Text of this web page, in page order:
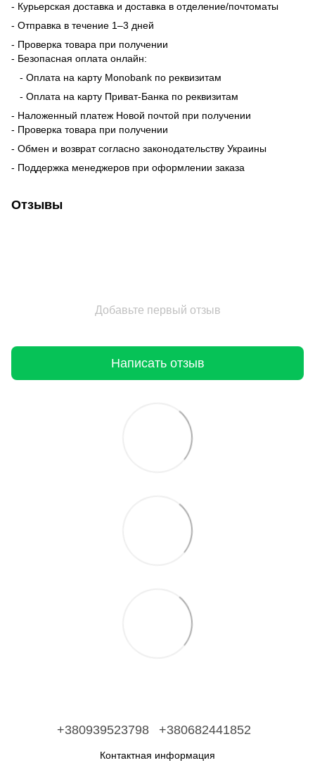
- Курьерская доставка и доставка в отделение/почтоматы
- Отправка в течение 1–3 дней
- Проверка товара при получении
- Безопасная оплата онлайн:
- Оплата на карту Monobank по реквизитам
- Оплата на карту Приват-Банка по реквизитам
- Наложенный платеж Новой почтой при получении
- Проверка товара при получении
- Обмен и возврат согласно законодательству Украины
- Поддержка менеджеров при оформлении заказа
Отзывы
Добавьте первый отзыв
Написать отзыв
+380939523798 +380682441852
Контактная информация